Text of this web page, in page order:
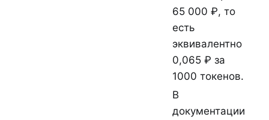
65 000 ₽, то
есть
эквивалентно
0,065 ₽ за
1000 токенов.
В
документации